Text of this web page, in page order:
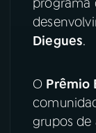
ACOMPANHE A
programa
Diegues.
O Prêmio
grupos de